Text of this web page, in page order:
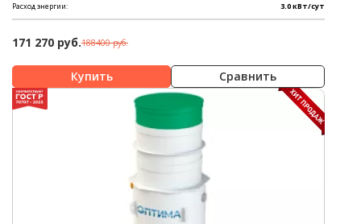
Расход энергии: 3.0 кВт/сут
171 270 руб.188400 руб.
Сравнить